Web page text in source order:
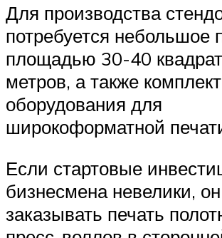
Для производства
потребуется
площадью 30-40
метров, а также комплект
оборудования для
широкоформатной
Если стартовые
бизнесмена невелики,
заказывать печать